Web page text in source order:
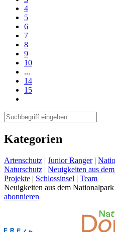
4
5
6
7
8
9
10
...
14
15
Kategorien
Artenschutz | Junior Ranger |
Naturschutz | Neuigkeiten aus
Projekte | Schlossinsel | Team
Neuigkeiten aus dem
abonnieren